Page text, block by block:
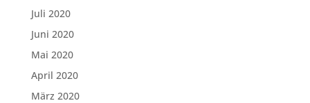
Juli 2020
Juni 2020
Mai 2020
April 2020
März 2020